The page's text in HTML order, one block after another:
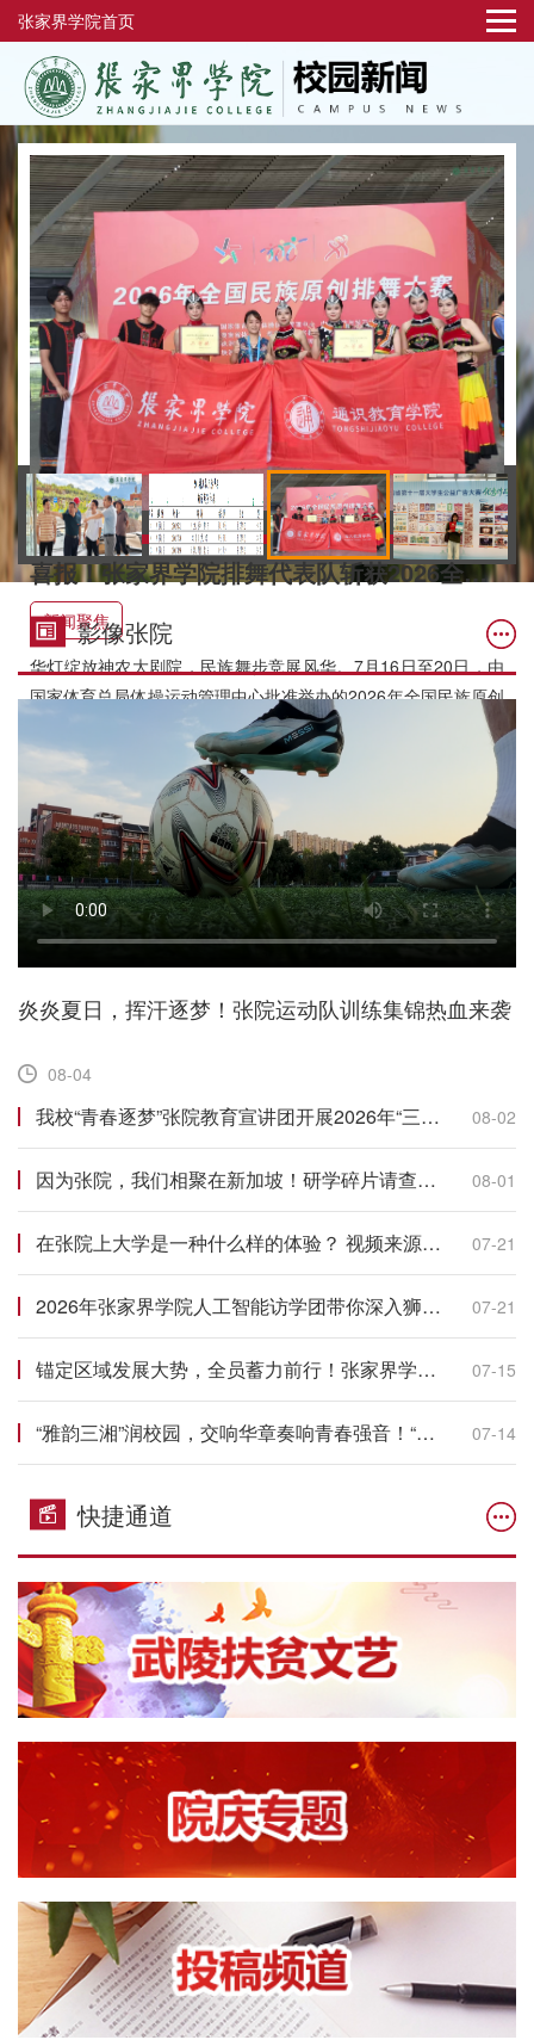
张家界学院首页
喜报！张家界学院排舞代表队斩获2026全国民族原创排舞大赛多项奖项
新闻聚焦
华灯绽放神农大剧院，民族舞步竞展风华。7月16日至20日，由
国家体育总局体操运动管理中心批准举办的2026年全国民族原创
排舞大赛在株洲举行。我校排舞代表队远赴株洲参赛，凭借扎实
功底、精巧编排与饱满民族风情，荣获一项一等奖、四项二等
奖、两项三等奖等多项殊荣，全员载誉而归，在国家级舞台上绽
放张院学子风采。
2026-07-21
影像张院
炎炎夏日，挥汗逐梦！张院运动队训练集锦热血来袭
08-04
08-02
我校“青春逐梦”张院教育宣讲团开展2026年“三下乡”社会实践活动
08-01
因为张院，我们相聚在新加坡！研学碎片请查收~
07-21
在张院上大学是一种什么样的体验？ 视频来源：萧湘
07-21
2026年张家界学院人工智能访学团带你深入狮城，走进亚洲顶尖学府，触摸AI前沿，探访创新企业，把书本知识变成现实。
07-15
锚定区域发展大势，全员蓄力前行！张家界学院开展2026年第二期教职工集中学习培训
07-14
“雅韵三湘”润校园，交响华章奏响青春强音！“青春之歌”交响音乐会在我校上演
快捷通道